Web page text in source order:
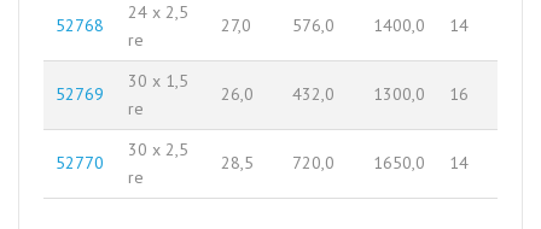
52768
24 x 2,5
re
27,0 576,0 1400,0 14
52769
30 x 1,5
re
26,0 432,0 1300,0 16
52770
30 x 2,5
re
28,5 720,0 1650,0 14